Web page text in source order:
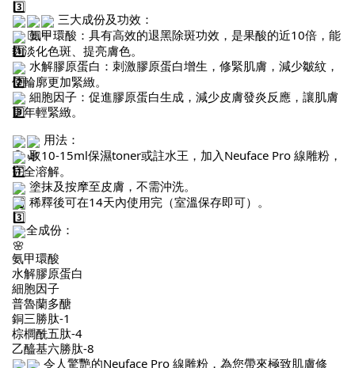
三大成份及功效：
氨甲環酸：具有高效的退黑除斑功效，是果酸的近10倍，能
夠淡化色斑、提亮膚色。
水解膠原蛋白：刺激膠原蛋白增生，修緊肌膚，減少皺紋，
使輪廓更加緊緻。
細胞因子：促進膠原蛋白生成，減少皮膚發炎反應，讓肌膚
更年輕緊緻。
用法：
取10-15ml保濕toner或註水王，加入Neuface Pro 線雕粉，
完全溶解。
塗抹及按摩至皮膚，不需沖洗。
稀釋後可在14天內使用完（室溫保存即可）。
全成份：
氨甲環酸
水解膠原蛋白
細胞因子
普魯蘭多醣
銅三勝肽-1
棕櫚酰五肽-4
乙醯基六勝肽-8
令人驚艷的Neuface Pro 線雕粉，為您帶來極致肌膚修